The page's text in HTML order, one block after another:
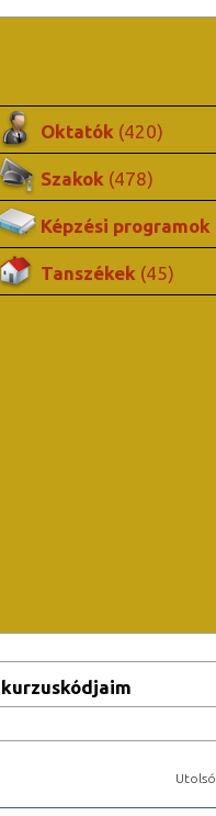
Oktatók (420)
Szakok (478)
Képzési programok
Tanszékek (45)